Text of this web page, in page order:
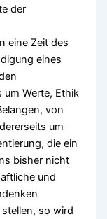
der
eine Zeit des
eines
Werte, Ethik
von
um
die ein
bisher nicht
und
so wird